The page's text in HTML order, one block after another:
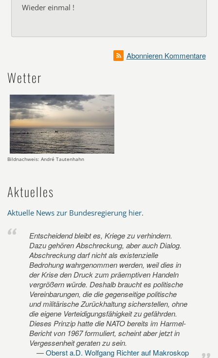
Wieder einmal !
Abonnieren Kommentare
Wetter
Bildnachweis: André Tautenhahn
Aktuelles
Aktuelle News zur Bundesregierung hier.
Entscheidend bleibt es, Kriege zu verhindern.
Dazu gehören Abschreckung, aber auch Dialog.
Abschreckung darf nicht als existenzielle
Bedrohung wahrgenommen werden, weil dies in
der Krise den Druck zum präemptiven Handeln
vergrößern würde. Deshalb braucht es politische
Vereinbarungen, die die gegenseitige politische
und militärische Zurückhaltung sicherstellen, ohne
die eigene Verteidigungsfähigkeit zu gefährden.
Dieses Prinzip hatte die NATO bereits im Harmel-
Bericht von 1967 formuliert, scheint aber jetzt in
Vergessenheit geraten zu sein.
Oberst a.D. Wolfgang Richter auf Makroskop